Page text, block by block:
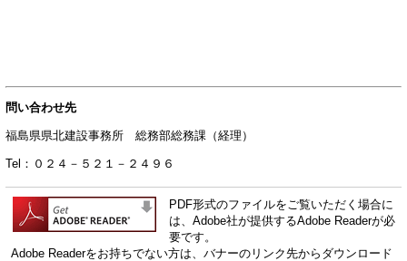
問い合わせ先
福島県県北建設事務所 総務部総務課（経理）
Tel：０２４－５２１－２４９６
PDF形式のファイルをご覧いただく場合に
は、Adobe社が提供するAdobe Readerが必
要です。
Adobe Readerをお持ちでない方は、バナーのリンク先からダウンロード